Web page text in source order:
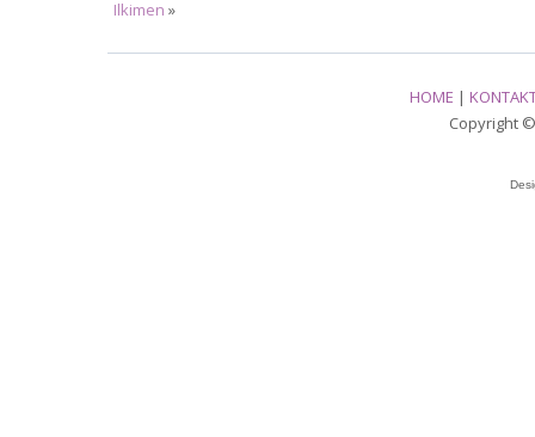
Ilkimen »
HOME |
Copyright